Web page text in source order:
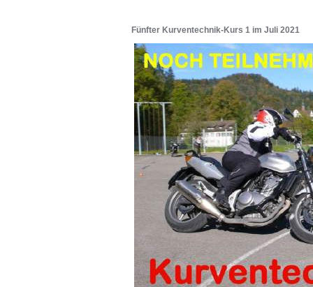
Fünfter Kurventechnik-Kurs 1 im Juli 2021